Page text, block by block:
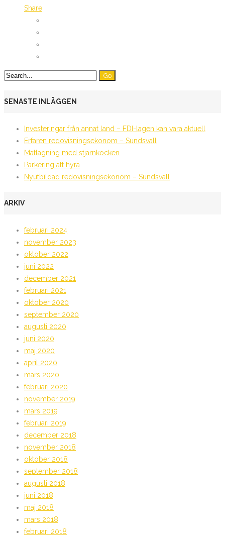
Share
SENASTE INLÄGGEN
Investeringar från annat land – FDI-lagen kan vara aktuell
Erfaren redovisningsekonom – Sundsvall
Matlagning med stjärnkocken
Parkering att hyra
Nyutbildad redovisningsekonom – Sundsvall
ARKIV
februari 2024
november 2023
oktober 2022
juni 2022
december 2021
februari 2021
oktober 2020
september 2020
augusti 2020
juni 2020
maj 2020
april 2020
mars 2020
februari 2020
november 2019
mars 2019
februari 2019
december 2018
november 2018
oktober 2018
september 2018
augusti 2018
juni 2018
maj 2018
mars 2018
februari 2018